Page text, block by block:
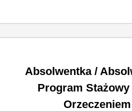
Absolwentka /
Program